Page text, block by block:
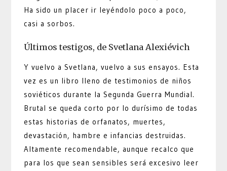
Ha sido un placer ir leyéndolo poco a poco,
casi a sorbos.
Últimos testigos, de Svetlana Alexiévich
Y vuelvo a Svetlana, vuelvo a sus ensayos. Esta
vez es un libro lleno de testimonios de niños
soviéticos durante la Segunda Guerra Mundial.
Brutal se queda corto por lo durísimo de todas
estas historias de orfanatos, muertes,
devastación, hambre e infancias destruidas.
Altamente recomendable, aunque recalco que
para los que sean sensibles será excesivo leer